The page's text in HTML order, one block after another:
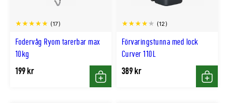
Fodervåg Ryom tarerbar max
10kg
(17)
199 kr
Köp
Förvaringstunna med lock
Curver 110L
(12)
389 kr
Köp